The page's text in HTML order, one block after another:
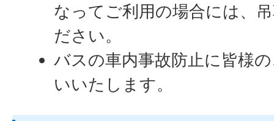
なってご利用の場合には、
ださい。
バスの車内事故防止に皆様
いいたします。